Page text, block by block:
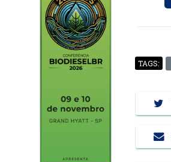
TAGS: